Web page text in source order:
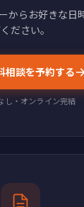
からお好きな日
ださい。
相談を予約する
し・オンライン完結